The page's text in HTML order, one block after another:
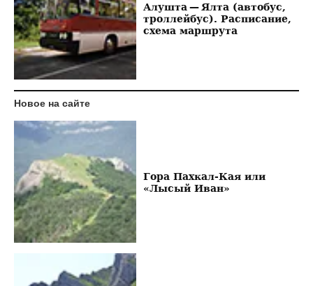
Алушта — Ялта (автобус,
троллейбус). Расписание,
схема маршрута
Новое на сайте
Гора Пахкал-Кая или
«Лысый Иван»